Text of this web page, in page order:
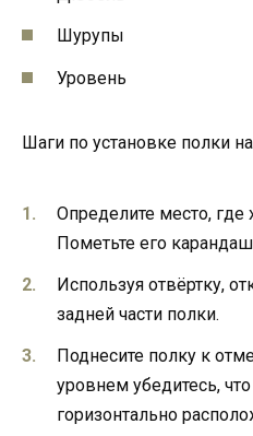
Шурупы
Уровень
Шаги по установке полки на
Определите место, где
Пометьте его
Используя отвёртку,
задней части полки.
Поднесите полку к
уровнем убедитесь,
горизонтально